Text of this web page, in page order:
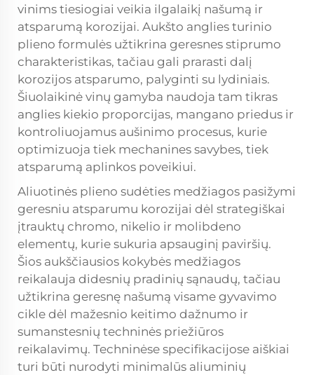
vinims tiesiogiai veikia ilgalaikį našumą ir
atsparumą korozijai. Aukšto anglies turinio
plieno formulės užtikrina geresnes stiprumo
charakteristikas, tačiau gali prarasti dalį
korozijos atsparumo, palyginti su lydiniais.
Šiuolaikinė vinų gamyba naudoja tam tikras
anglies kiekio proporcijas, mangano priedus ir
kontroliuojamus aušinimo procesus, kurie
optimizuoja tiek mechanines savybes, tiek
atsparumą aplinkos poveikiui.
Aliuotinės plieno sudėties medžiagos pasižymi
geresniu atsparumu korozijai dėl strategiškai
įtrauktų chromo, nikelio ir molibdeno
elementų, kurie sukuria apsauginį paviršių.
Šios aukščiausios kokybės medžiagos
reikalauja didesnių pradinių sąnaudų, tačiau
užtikrina geresnę našumą visame gyvavimo
cikle dėl mažesnio keitimo dažnumo ir
sumanstesnių techninės priežiūros
reikalavimų. Techninėse specifikacijose aiškiai
turi būti nurodyti minimalūs aliuminių